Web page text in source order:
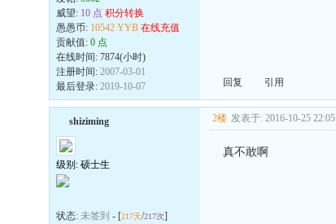
威望: 10 点 积分转换
愚愚币: 10542 YYB 在线充值
贡献值: 0 点
在线时间: 7874(小时)
注册时间: 2007-03-01
最后登录: 2019-10-07 回复 引用
shiziming
级别: 硕士生
状态: 未签到 - [217天/217次]
2楼 发表于: 2016-10-25 22:05
真不敢啊